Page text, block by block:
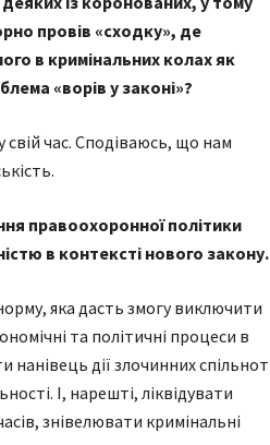
провів «сходку», де
в кримінальних колах як
«ворів у законі»?
свій час. Сподіваюсь, що нам
правоохоронної політики
в контексті нового закону.
яка дасть змогу виключити
та політичні процеси в
дії злочинних спільнот
І, нарешті, ліквідувати
знівелювати кримінальні